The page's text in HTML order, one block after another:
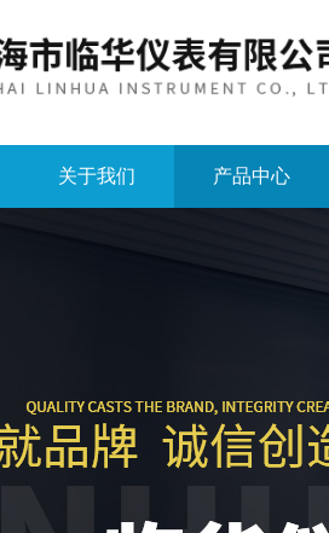
关于我们 产品中心